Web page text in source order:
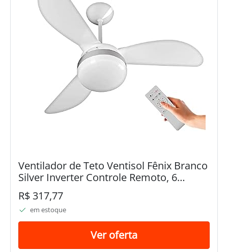
Ventilador de Teto Ventisol Fênix Branco
Silver Inverter Controle Remoto, 6
Velocidades Bivolt
R$ 317,77
em estoque
Ver oferta